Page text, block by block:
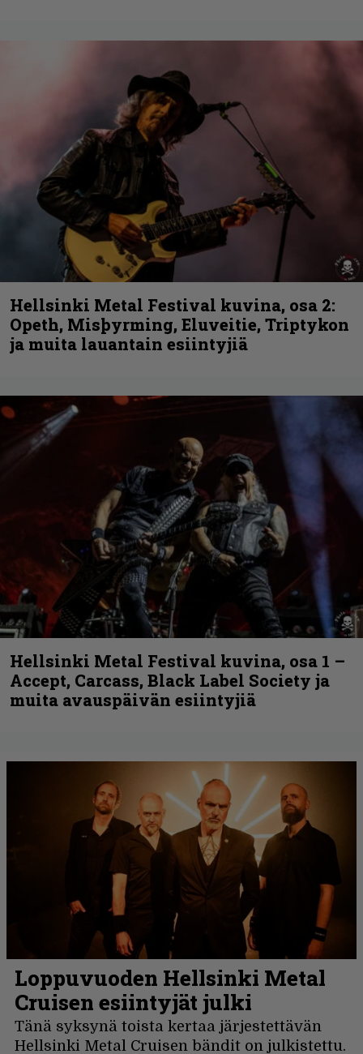
Hellsinki Metal Festival kuvina, osa 2:
Opeth, Misþyrming, Eluveitie, Triptykon
ja muita lauantain esiintyjiä
Hellsinki Metal Festival kuvina, osa 1 –
Accept, Carcass, Black Label Society ja
muita avauspäivän esiintyjiä